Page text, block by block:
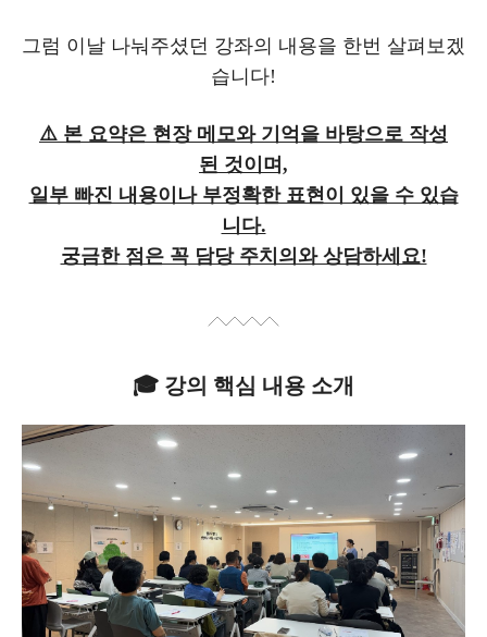
그럼 이날 나눠주셨던 강좌의 내용을 한번 살펴보겠
습니다!
⚠️ 본 요약은 현장 메모와 기억을 바탕으로 작성
된 것이며,
일부 빠진 내용이나 부정확한 표현이 있을 수 있습
니다.
궁금한 점은 꼭 담당 주치의와 상담하세요!
🎓 강의 핵심 내용 소개